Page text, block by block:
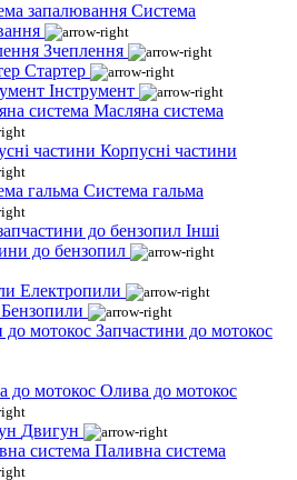
Система
Зчеплення
Стартер
Інструмент
Масляна система
Корпусні частини
Система гальма
Інші
до бензопил
Електропили
Бензопили
Запчастини до мотокос
Олива до мотокос
Двигун
Паливна система